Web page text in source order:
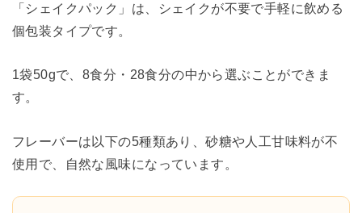
「シェイクパック」は、シェイクが不要で手軽に飲める
個包装タイプです。
1袋50gで、8食分・28食分の中から選ぶことができま
す。
フレーバーは以下の5種類あり、砂糖や人工甘味料が不
使用で、自然な風味になっています。